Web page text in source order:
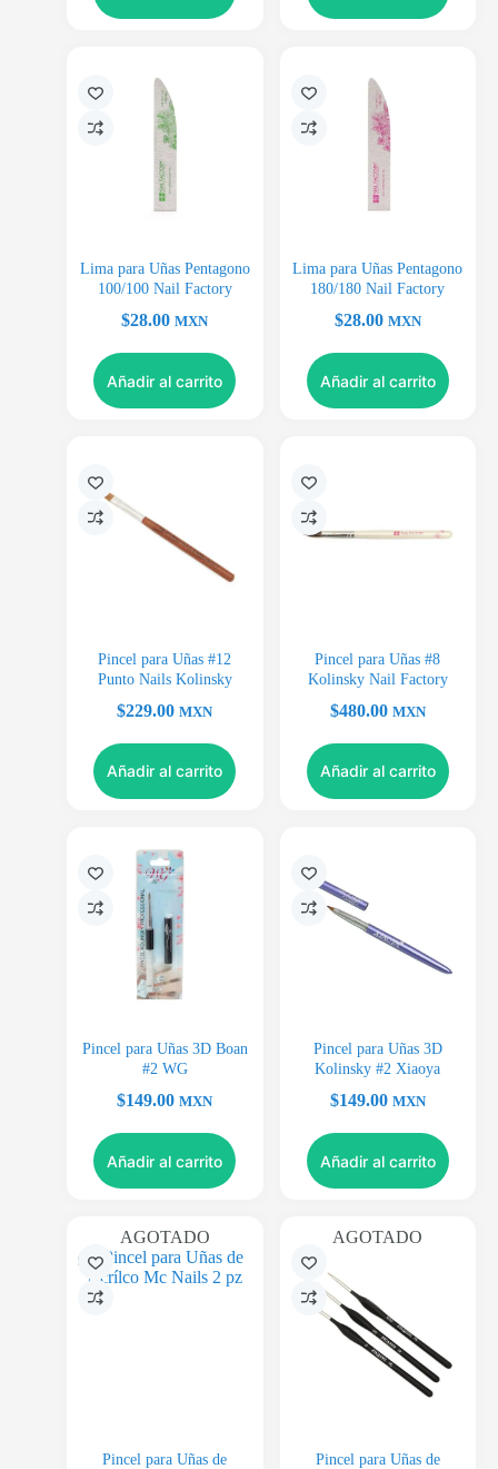
Lima para Uñas Pentagono
100/100 Nail Factory
$28.00 MXN
Añadir al carrito
Lima para Uñas Pentagono
180/180 Nail Factory
$28.00 MXN
Añadir al carrito
Pincel para Uñas #12
Punto Nails Kolinsky
$229.00 MXN
Añadir al carrito
Pincel para Uñas #8
Kolinsky Nail Factory
$480.00 MXN
Añadir al carrito
Pincel para Uñas 3D Boan
#2 WG
$149.00 MXN
Añadir al carrito
Pincel para Uñas 3D
Kolinsky #2 Xiaoya
$149.00 MXN
Añadir al carrito
AGOTADO
Pincel para Uñas de
AGOTADO
Pincel para Uñas de